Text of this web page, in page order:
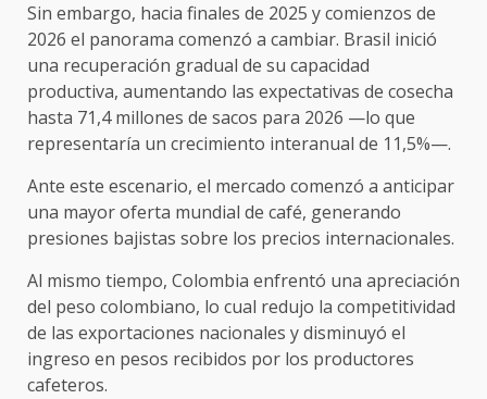
Sin embargo, hacia finales de 2025 y comienzos de
2026 el panorama comenzó a cambiar. Brasil inició
una recuperación gradual de su capacidad
productiva, aumentando las expectativas de cosecha
hasta 71,4 millones de sacos para 2026 —lo que
representaría un crecimiento interanual de 11,5%—.
Ante este escenario, el mercado comenzó a anticipar
una mayor oferta mundial de café, generando
presiones bajistas sobre los precios internacionales.
Al mismo tiempo, Colombia enfrentó una apreciación
del peso colombiano, lo cual redujo la competitividad
de las exportaciones nacionales y disminuyó el
ingreso en pesos recibidos por los productores
cafeteros.